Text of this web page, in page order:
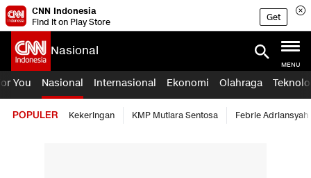
CNN Indonesia
Find it on Play Store
Get
Nasional
MENU
You Nasional Internasional Ekonomi Olahraga
POPULER Kekeringan KMP Mutiara Sentosa Febrie Adriansyah